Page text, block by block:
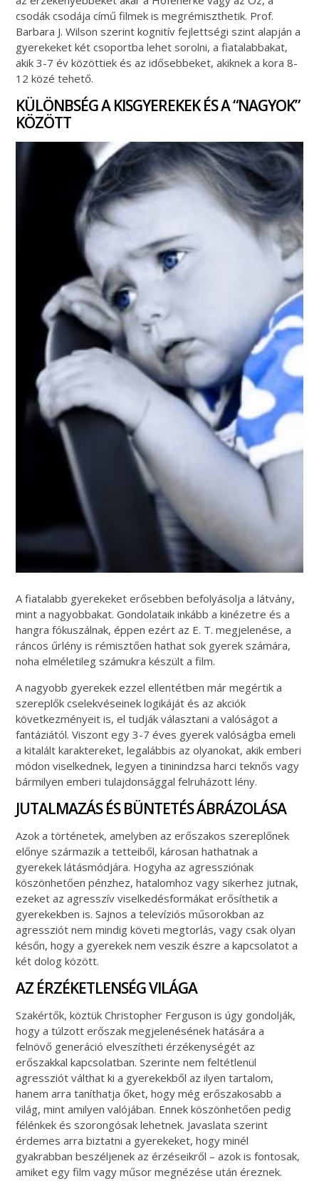
csodák csodája című filmek is megrémiszthetik. Prof.
Barbara J. Wilson szerint kognitív fejlettségi szint alapján a
gyerekeket két csoportba lehet sorolni, a fiatalabbakat,
akik 3-7 év közöttiek és az idősebbeket, akiknek a kora 8-
12 közé tehető.
KÜLÖNBSÉG A KISGYEREKEK ÉS A “NAGYOK”
KÖZÖTT
A fiatalabb gyerekeket erősebben befolyásolja a látvány,
mint a nagyobbakat. Gondolataik inkább a kinézetre és a
hangra fókuszálnak, éppen ezért az E. T. megjelenése, a
ráncos űrlény is rémisztően hathat sok gyerek számára,
noha elméletileg számukra készült a film.
A nagyobb gyerekek ezzel ellentétben már megértik a
szereplők cselekvéseinek logikáját és az akciók
következményeit is, el tudják választani a valóságot a
fantáziától. Viszont egy 3-7 éves gyerek valóságba emeli
a kitalált karaktereket, legalábbis az olyanokat, akik emberi
módon viselkednek, legyen a tininindzsa harci teknős vagy
bármilyen emberi tulajdonsággal felruházott lény.
JUTALMAZÁS ÉS BÜNTETÉS ÁBRÁZOLÁSA
Azok a történetek, amelyben az erőszakos szereplőnek
előnye származik a tetteiből, károsan hathatnak a
gyerekek látásmódjára. Hogyha az agressziónak
köszönhetően pénzhez, hatalomhoz vagy sikerhez jutnak,
ezeket az agresszív viselkedésformákat erősíthetik a
gyerekekben is. Sajnos a televíziós műsorokban az
agressziót nem mindig követi megtorlás, vagy csak olyan
későn, hogy a gyerekek nem veszik észre a kapcsolatot a
két dolog között.
AZ ÉRZÉKETLENSÉG VILÁGA
Szakértők, köztük Christopher Ferguson is úgy gondolják,
hogy a túlzott erőszak megjelenésének hatására a
felnövő generáció elveszítheti érzékenységét az
erőszakkal kapcsolatban. Szerinte nem feltétlenül
agressziót válthat ki a gyerekekből az ilyen tartalom,
hanem arra taníthatja őket, hogy még erőszakosabb a
világ, mint amilyen valójában. Ennek köszönhetően pedig
félénkek és szorongósak lehetnek. Javaslata szerint
érdemes arra biztatni a gyerekeket, hogy minél
gyakrabban beszéljenek az érzéseikről – azok is fontosak,
amiket egy film vagy műsor megnézése után éreznek.